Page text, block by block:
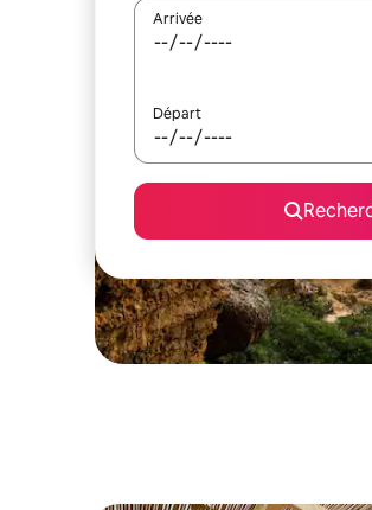
Arrivée
Départ